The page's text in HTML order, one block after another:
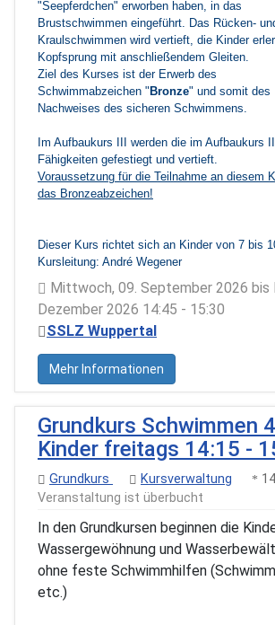
"Seepferdchen" erworben haben, in das
Brustschwimmen eingeführt. Das Rücken-
Kraulschwimmen wird vertieft, die Kinder
Kopfsprung mit anschließendem Gleiten.
Ziel des Kurses ist der Erwerb des
Schwimmabzeichen "Bronze" und somit des
Nachweises des sicheren Schwimmens.
Im Aufbaukurs III werden die im Aufbaukurs
Fähigkeiten gefestiegt und vertieft.
Voraussetzung für die Teilnahme an diesem
das Bronzeabzeichen!
Dieser Kurs richtet sich an Kinder von 7 bis
Kursleitung: André Wegener
Mittwoch, 09. September 2026 bis
Dezember 2026 14:45 - 15:30
SSLZ Wuppertal
Mehr Informationen
Grundkurs Schwimmen
Kinder freitags 14:15 -
Grundkurs Kursverwaltung
Veranstaltung ist überbucht
In den Grundkursen beginnen die
Wassergewöhnung und
ohne feste Schwimmhilfen
etc.)